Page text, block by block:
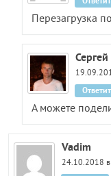
Перезагрузка
Сергей
А можете
Vadim
24.10.2018 в